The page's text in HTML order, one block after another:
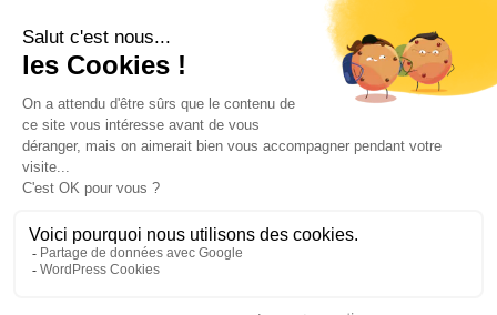
Blog
Histoire
Nous Rejoindre
Emplacement